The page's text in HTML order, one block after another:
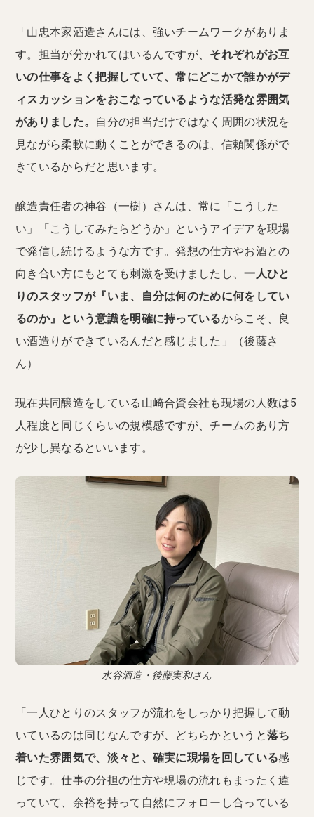
「山忠本家酒造さんには、強いチームワークがありま
す。担当が分かれてはいるんですが、 それぞれがお互
いの仕事をよく把握していて、常にどこかで誰かがデ
ィスカッションをおこなっているような活発な雰囲気
がありました。 自分の担当だけではなく周囲の状況を
見ながら柔軟に動くことができるのは、信頼関係がで
きているからだと思います。
醸造責任者の神谷（一樹）さんは、常に「こうした
い」「こうしてみたらどうか」というアイデアを現場
で発信し続けるような方です。発想の仕方やお酒との
向き合い方にもとても刺激を受けましたし、一人ひと
りのスタッフが『いま、自分は何のために何をしてい
るのか』という意識を明確に持っているからこそ、良
い酒造りができているんだと感じました」（後藤さ
ん）
現在共同醸造をしている山崎合資会社も現場の人数は5
人程度と同じくらいの規模感ですが、チームのあり方
が少し異なるといいます。
水谷酒造・後藤実和さん
「一人ひとりのスタッフが流れをしっかり把握して動
いているのは同じなんですが、どちらかというと落ち
着いた雰囲気で、淡々と、確実に現場を回している感
じです。仕事の分担の仕方や現場の流れもまったく違
っていて、余裕を持って自然にフォローし合っている